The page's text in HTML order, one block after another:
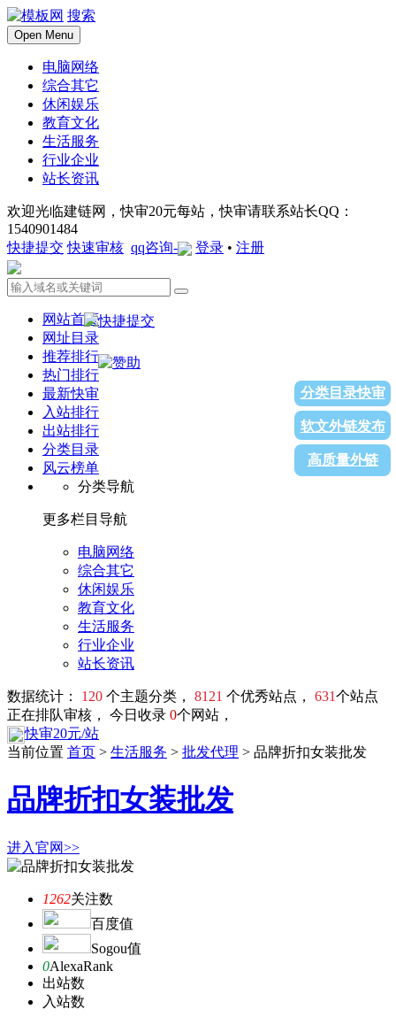
搜索
Open Menu
电脑网络
综合其它
休闲娱乐
教育文化
生活服务
行业企业
站长资讯
欢迎光临建链网，快审20元每站，快审请联系站长QQ：
1540901484
快捷提交 快速审核 qq咨询- 登录 • 注册
网站首页
网址目录
推荐排行
热门排行
最新快审
入站排行
出站排行
分类目录
风云榜单
分类导航
更多栏目导航
电脑网络
综合其它
休闲娱乐
教育文化
生活服务
行业企业
站长资讯
数据统计： 120 个主题分类， 8121 个优秀站点， 631个站点
正在排队审核， 今日收录 0个网站，
快审20元/站
分类目录快审
软文外链发布
高质量外链
当前位置 首页 > 生活服务 > 批发代理 > 品牌折扣女装批发
品牌折扣女装批发
进入官网>>
1262关注数
百度值
Sogou值
0AlexaRank
出站数
入站数